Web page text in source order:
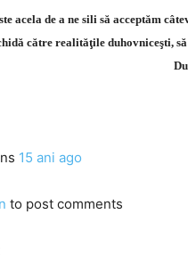
acela de a ne sili să acceptăm
către realităţile duhovniceşti,
15 ani ago
to post comments